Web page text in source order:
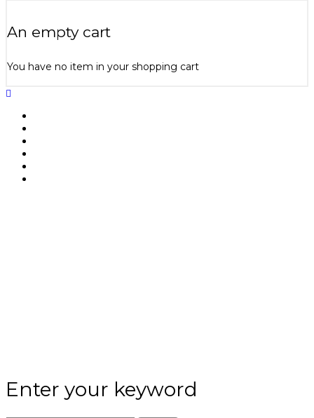
An empty cart
You have no item in your shopping cart
Enter your keyword